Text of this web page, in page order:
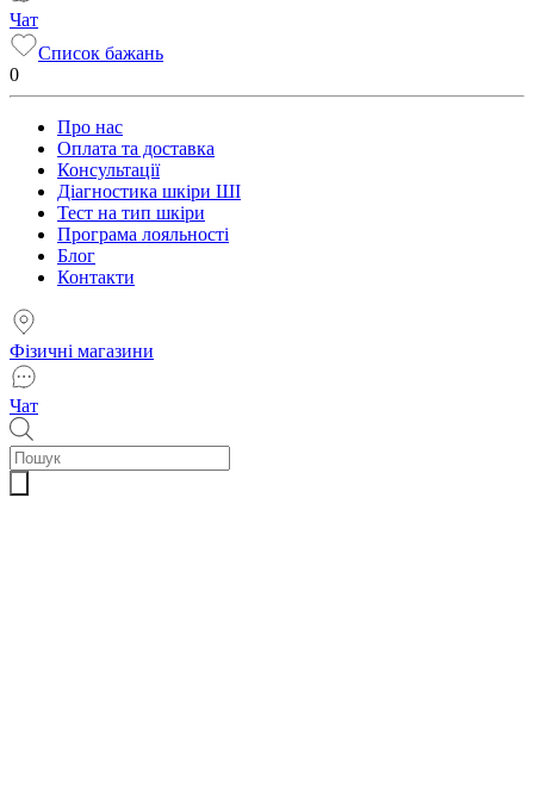
Чат
Список бажань
0
Про нас
Оплата та доставка
Консультації
Діагностика шкіри ШІ
Тест на тип шкіри
Програма лояльності
Блог
Контакти
Фізичні магазини
Чат
Пошук
товарів